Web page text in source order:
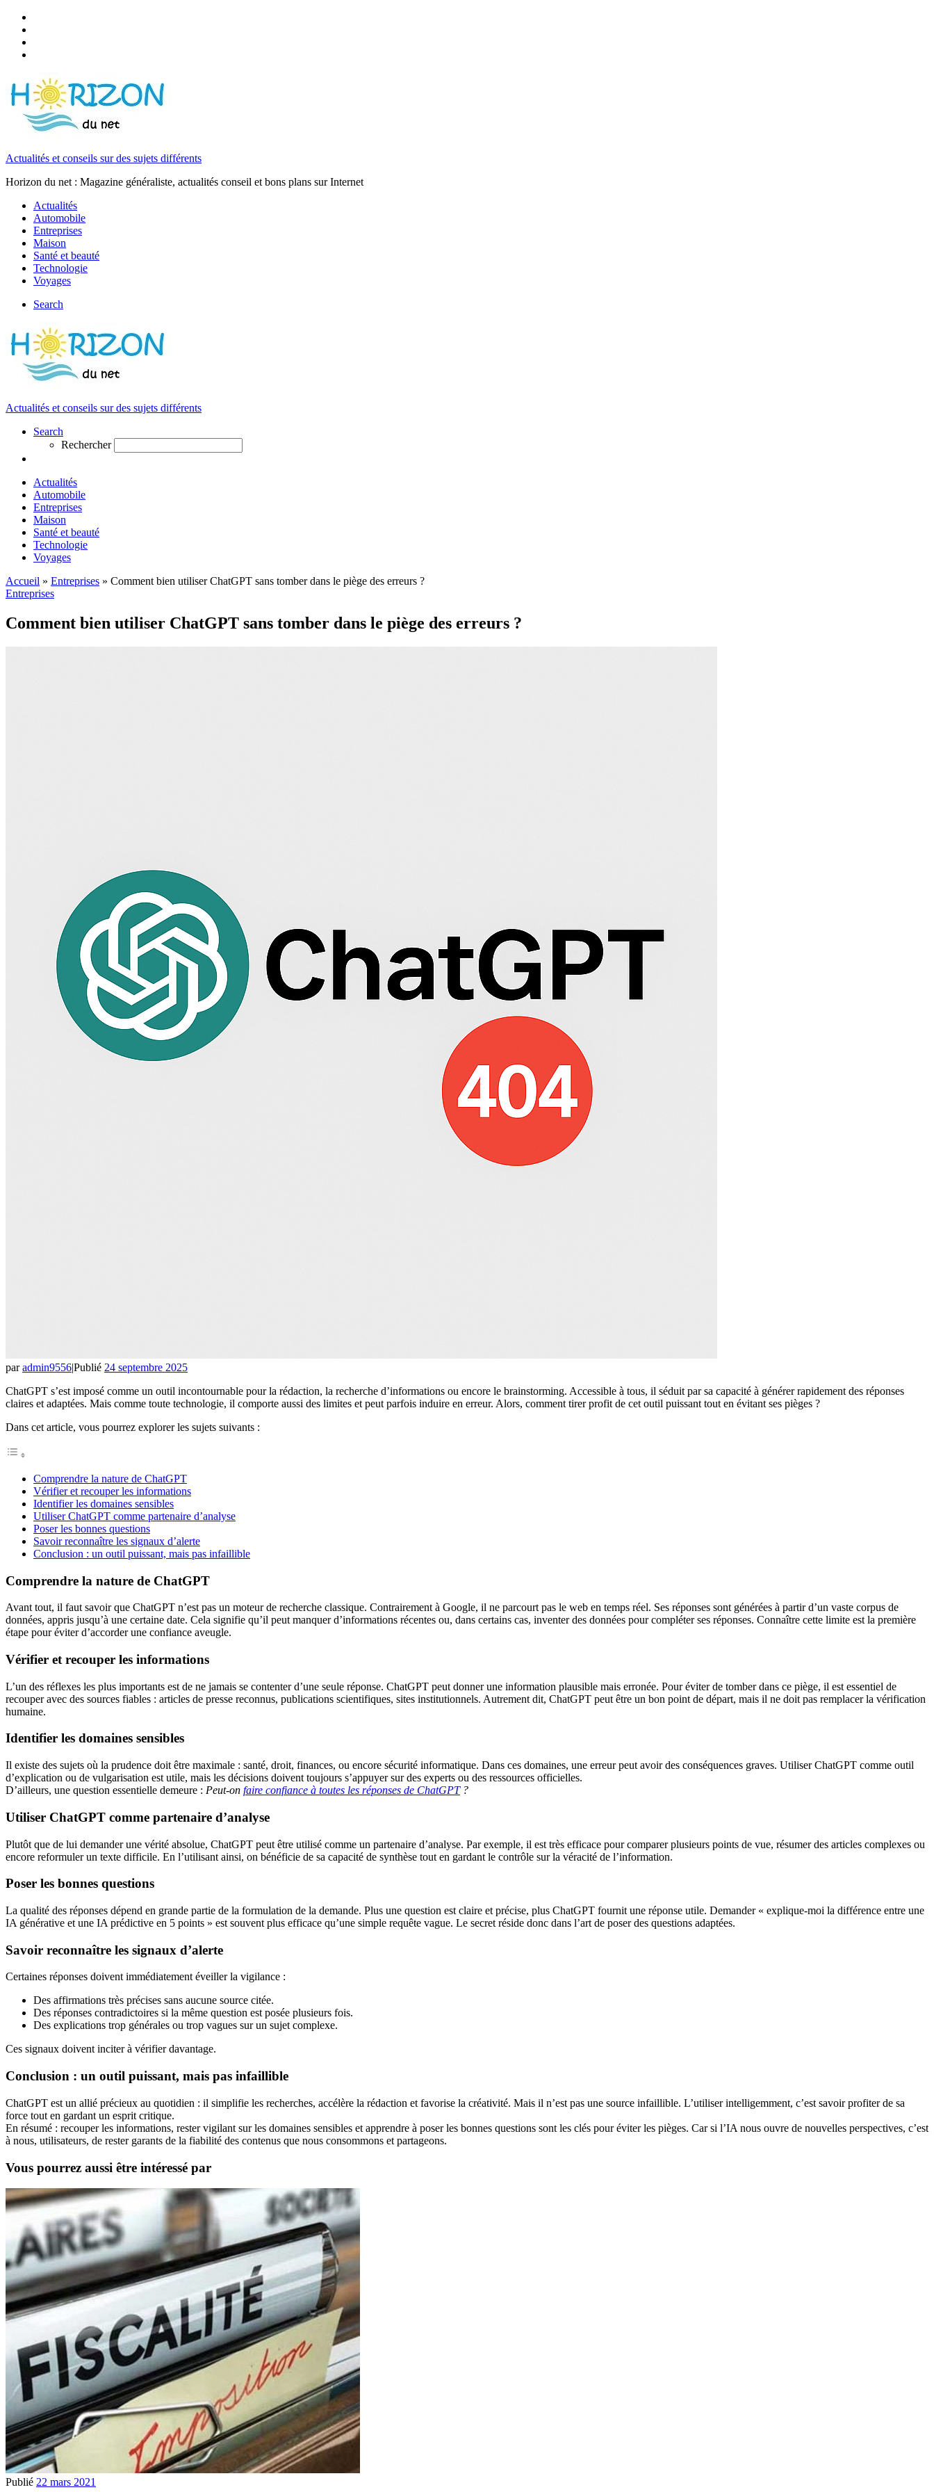
Actualités et conseils sur des sujets différents
Horizon du net : Magazine généraliste, actualités conseil et bons plans sur Internet
Actualités
Automobile
Entreprises
Maison
Santé et beauté
Technologie
Voyages
Search
Actualités et conseils sur des sujets différents
Search
Rechercher
Actualités
Automobile
Entreprises
Maison
Santé et beauté
Technologie
Voyages
Accueil » Entreprises » Comment bien utiliser ChatGPT sans tomber dans le piège des erreurs ?
Entreprises
Comment bien utiliser ChatGPT sans tomber dans le piège des erreurs ?
paradmin9556|Publié 24 septembre 2025
ChatGPT s’est imposé comme un outil incontournable pour la rédaction, la recherche d’informations ou encore le brainstorming. Accessible à tous, il séduit par sa capacité à générer rapidement des réponses
claires et adaptées. Mais comme toute technologie, il comporte aussi des limites et peut parfois induire en erreur. Alors, comment tirer profit de cet outil puissant tout en évitant ses pièges ?
Dans cet article, vous pourrez explorer les sujets suivants :
Comprendre la nature de ChatGPT
Vérifier et recouper les informations
Identifier les domaines sensibles
Utiliser ChatGPT comme partenaire d’analyse
Poser les bonnes questions
Savoir reconnaître les signaux d’alerte
Conclusion : un outil puissant, mais pas infaillible
Comprendre la nature de ChatGPT
Avant tout, il faut savoir que ChatGPT n’est pas un moteur de recherche classique. Contrairement à Google, il ne parcourt pas le web en temps réel. Ses réponses sont générées à partir d’un vaste corpus de
données, appris jusqu’à une certaine date. Cela signifie qu’il peut manquer d’informations récentes ou, dans certains cas, inventer des données pour compléter ses réponses. Connaître cette limite est la première
étape pour éviter d’accorder une confiance aveugle.
Vérifier et recouper les informations
L’un des réflexes les plus importants est de ne jamais se contenter d’une seule réponse. ChatGPT peut donner une information plausible mais erronée. Pour éviter de tomber dans ce piège, il est essentiel de
recouper avec des sources fiables : articles de presse reconnus, publications scientifiques, sites institutionnels. Autrement dit, ChatGPT peut être un bon point de départ, mais il ne doit pas remplacer la vérification
humaine.
Identifier les domaines sensibles
Il existe des sujets où la prudence doit être maximale : santé, droit, finances, ou encore sécurité informatique. Dans ces domaines, une erreur peut avoir des conséquences graves. Utiliser ChatGPT comme outil
d’explication ou de vulgarisation est utile, mais les décisions doivent toujours s’appuyer sur des experts ou des ressources officielles.
D’ailleurs, une question essentielle demeure : Peut-on faire confiance à toutes les réponses de ChatGPT?
Utiliser ChatGPT comme partenaire d’analyse
Plutôt que de lui demander une vérité absolue, ChatGPT peut être utilisé comme un partenaire d’analyse. Par exemple, il est très efficace pour comparer plusieurs points de vue, résumer des articles complexes ou
encore reformuler un texte difficile. En l’utilisant ainsi, on bénéficie de sa capacité de synthèse tout en gardant le contrôle sur la véracité de l’information.
Poser les bonnes questions
La qualité des réponses dépend en grande partie de la formulation de la demande. Plus une question est claire et précise, plus ChatGPT fournit une réponse utile. Demander « explique-moi la différence entre une
IA générative et une IA prédictive en 5 points » est souvent plus efficace qu’une simple requête vague. Le secret réside donc dans l’art de poser des questions adaptées.
Savoir reconnaître les signaux d’alerte
Certaines réponses doivent immédiatement éveiller la vigilance :
Des affirmations très précises sans aucune source citée.
Des réponses contradictoires si la même question est posée plusieurs fois.
Des explications trop générales ou trop vagues sur un sujet complexe.
Ces signaux doivent inciter à vérifier davantage.
Conclusion : un outil puissant, mais pas infaillible
ChatGPT est un allié précieux au quotidien : il simplifie les recherches, accélère la rédaction et favorise la créativité. Mais il n’est pas une source infaillible. L’utiliser intelligemment, c’est savoir profiter de sa
force tout en gardant un esprit critique.
En résumé : recouper les informations, rester vigilant sur les domaines sensibles et apprendre à poser les bonnes questions sont les clés pour éviter les pièges. Car si l’IA nous ouvre de nouvelles perspectives, c’est
à nous, utilisateurs, de rester garants de la fiabilité des contenus que nous consommons et partageons.
Vous pourrez aussi être intéressé par
Publié 22 mars 2021